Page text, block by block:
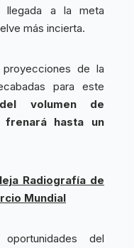
llegada a la meta
más incierta.
de la
para este
volumen de
hasta un
Radiografía de
Mundial
del